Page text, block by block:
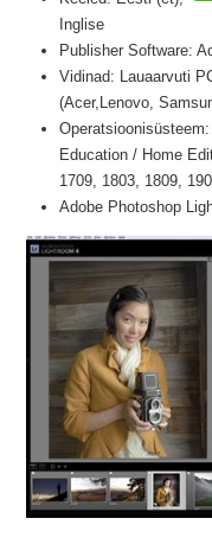
Inglise
Publisher Software:
Vidinad: Lauaarvuti
(Acer,Lenovo,
Education / Home
1709, 1803, 1809,
Adobe Photoshop